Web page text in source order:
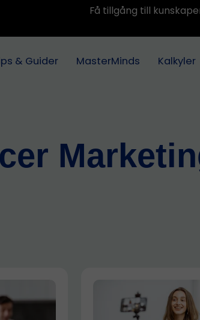
Få tillgång till
& Guider MasterMinds Kalkyler